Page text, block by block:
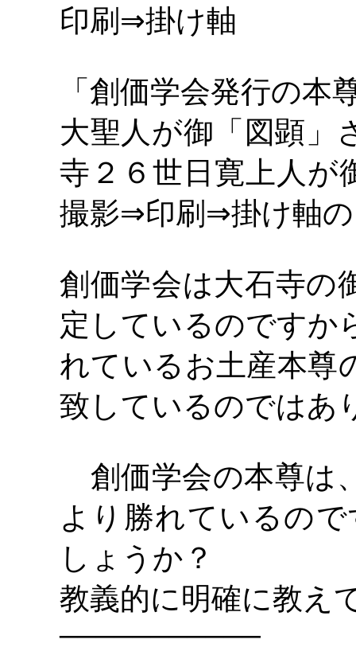
印刷 ⇒掛け軸
「創価学会発行の本
大聖人が御「図顕」
寺２６世日寛上人が
撮影⇒印刷 ⇒掛け軸
創価学会は大石寺の
定しているのですか
れているお土産本尊
致しているのではあ
創価学会の本尊は
より勝れているの
しょうか？
教義的に明確に教え
―――――――――――